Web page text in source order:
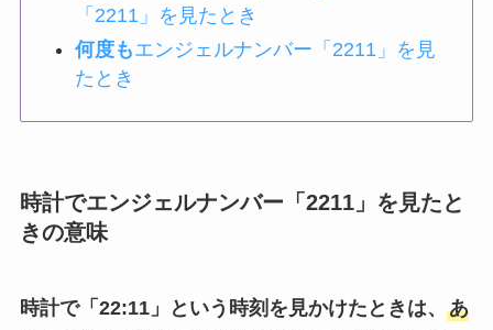
「2211」を見たとき
何度もエンジェルナンバー「2211」を見
たとき
時計でエンジェルナンバー「2211」を見たと
きの意味
時計で「22:11」という時刻を見かけたときは、 あ